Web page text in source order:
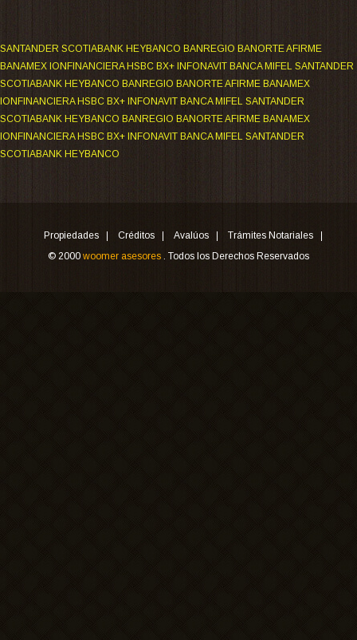
SANTANDER SCOTIABANK HEYBANCO BANREGIO BANORTE AFIRME
BANAMEX IONFINANCIERA HSBC BX+ INFONAVIT BANCA MIFEL SANTANDER
SCOTIABANK HEYBANCO BANREGIO BANORTE AFIRME BANAMEX
IONFINANCIERA HSBC BX+ INFONAVIT BANCA MIFEL SANTANDER
SCOTIABANK HEYBANCO BANREGIO BANORTE AFIRME BANAMEX
IONFINANCIERA HSBC BX+ INFONAVIT BANCA MIFEL SANTANDER
SCOTIABANK HEYBANCO
Propiedades Créditos Avalúos
Trámites Notariales
© 2000 woomer asesores . Todos los Derechos Reservados